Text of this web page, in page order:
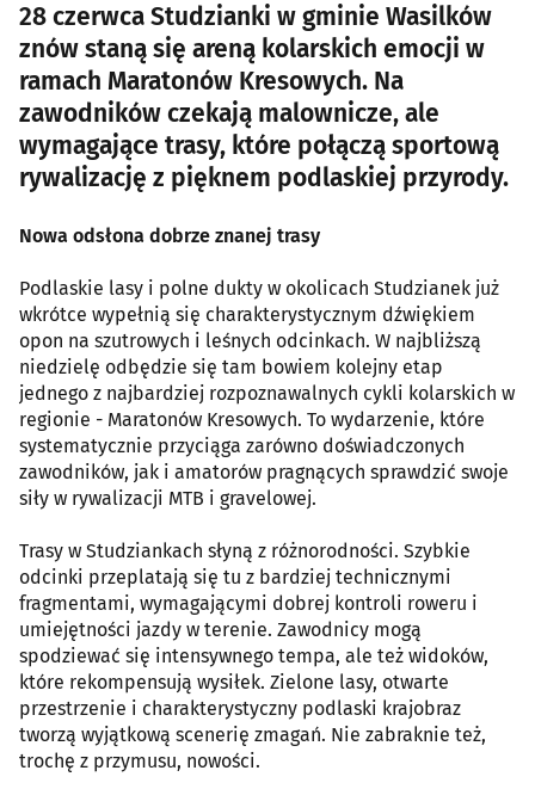
28 czerwca Studzianki w gminie Wasilków
znów staną się areną kolarskich emocji w
ramach Maratonów Kresowych. Na
zawodników czekają malownicze, ale
wymagające trasy, które połączą sportową
rywalizację z pięknem podlaskiej przyrody.
Nowa odsłona dobrze znanej trasy
Podlaskie lasy i polne dukty w okolicach Studzianek już
wkrótce wypełnią się charakterystycznym dźwiękiem
opon na szutrowych i leśnych odcinkach. W najbliższą
niedzielę odbędzie się tam bowiem kolejny etap
jednego z najbardziej rozpoznawalnych cykli kolarskich w
regionie - Maratonów Kresowych. To wydarzenie, które
systematycznie przyciąga zarówno doświadczonych
zawodników, jak i amatorów pragnących sprawdzić swoje
siły w rywalizacji MTB i gravelowej.
Trasy w Studziankach słyną z różnorodności. Szybkie
odcinki przeplatają się tu z bardziej technicznymi
fragmentami, wymagającymi dobrej kontroli roweru i
umiejętności jazdy w terenie. Zawodnicy mogą
spodziewać się intensywnego tempa, ale też widoków,
które rekompensują wysiłek. Zielone lasy, otwarte
przestrzenie i charakterystyczny podlaski krajobraz
tworzą wyjątkową scenerię zmagań. Nie zabraknie też,
trochę z przymusu, nowości.